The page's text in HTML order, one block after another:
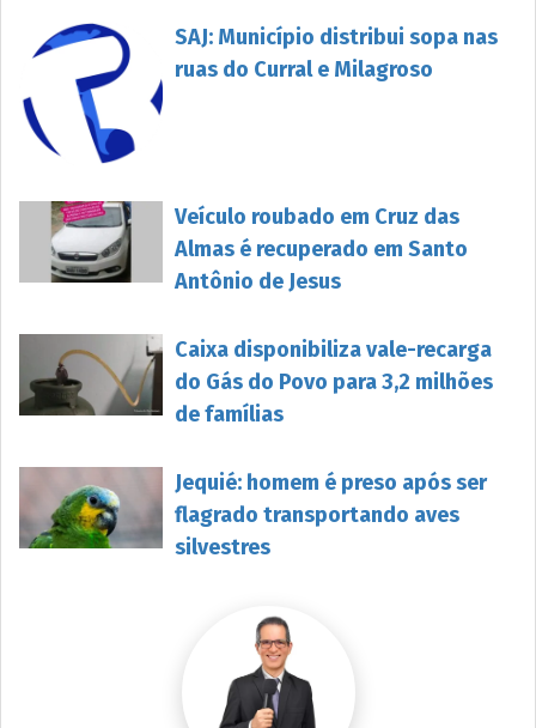
SAJ: Município distribui sopa nas
ruas do Curral e Milagroso
Veículo roubado em Cruz das
Almas é recuperado em Santo
Antônio de Jesus
Caixa disponibiliza vale-recarga
do Gás do Povo para 3,2 milhões
de famílias
Jequié: homem é preso após ser
flagrado transportando aves
silvestres